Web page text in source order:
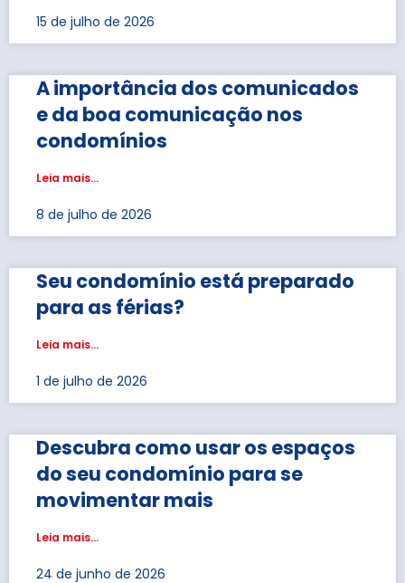
15 de julho de 2026
A importância dos comunicados
e da boa comunicação nos
condomínios
Leia mais...
8 de julho de 2026
Seu condomínio está preparado
para as férias?
Leia mais...
1 de julho de 2026
Descubra como usar os espaços
do seu condomínio para se
movimentar mais
Leia mais...
24 de junho de 2026